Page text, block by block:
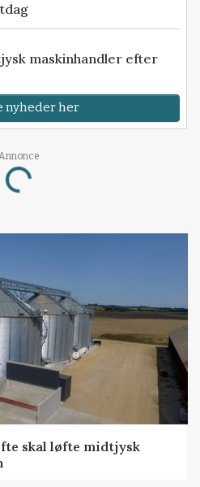
maskinhandler efter
nyheder her
Annonce
Loading...
skal løfte midtjysk